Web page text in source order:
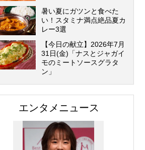
暑い夏にガツンと食べた
い！スタミナ満点絶品夏カ
レー3選
【今日の献立】2026年7月
31日(金)「ナスとジャガイ
モのミートソースグラタ
ン」
エンタメニュース